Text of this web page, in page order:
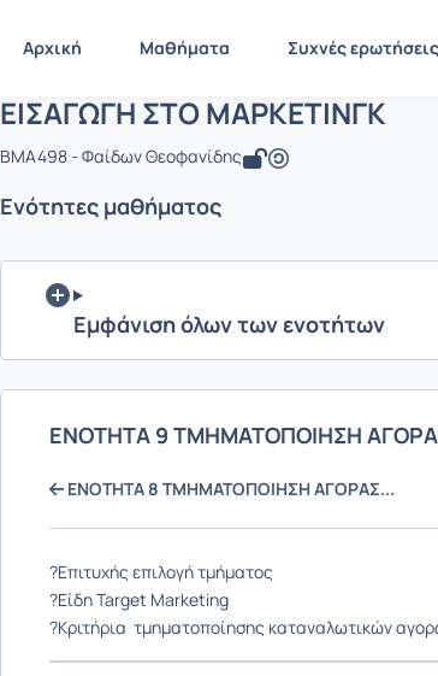
Αρχική Μαθήματα Συχνές ερωτήσεις
Αρχική Σελίδα ΕΙΣΑΓΩΓΗ ΣΤΟ ΜΑΡΚΕΤΙΝΓΚ
Μάθημα : ΕΙΣΑΓΩΓΗ ΣΤΟ
Κωδικός : BMA498
ΕΙΣΑΓΩΓΗ ΣΤΟ ΜΑΡΚΕΤΙΝΓΚ
BMA498 - Φαίδων Θεοφανίδης
Ενότητες μαθήματος
Εμφάνιση όλων των ενοτήτων
ΕΝΟΤΗΤΑ 9 ΤΜΗΜΑΤΟΠΟΙΗΣΗ
ΕΝΟΤΗΤΑ 8 ΤΜΗΜΑΤΟΠΟΙΗΣΗ ΑΓΟΡΑΣ...
?Επιτυχής επιλογή τμήματος
?Είδη Target Marketing
?Κριτήρια τμηματοποίησης καταναλωτικών